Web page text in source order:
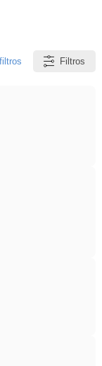
Filtros